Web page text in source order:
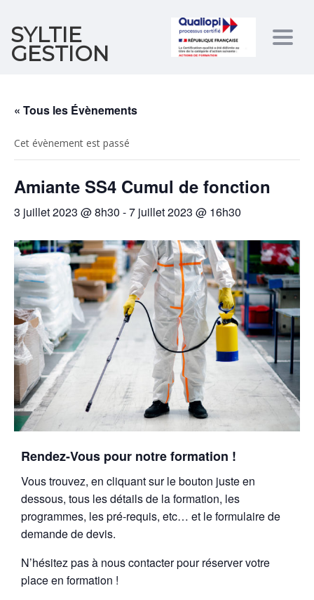
SYLTIE
GESTION
« Tous les Évènements
Cet évènement est passé
Amiante SS4 Cumul de fonction
3 juillet 2023 @ 8h30 -7 juillet 2023 @ 16h30
Rendez-Vous pour notre formation !
Vous trouvez, en cliquant sur le bouton juste en
dessous, tous les détails de la formation, les
programmes, les pré-requis, etc… et le formulaire de
demande de devis.
N’hésitez pas à nous contacter pour réserver votre
place en formation !